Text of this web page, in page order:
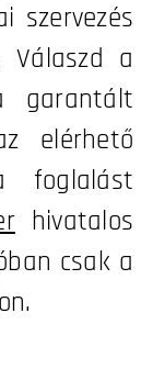
szervezés
Válaszd a
garantált
elérhető
hivatalos
csak a